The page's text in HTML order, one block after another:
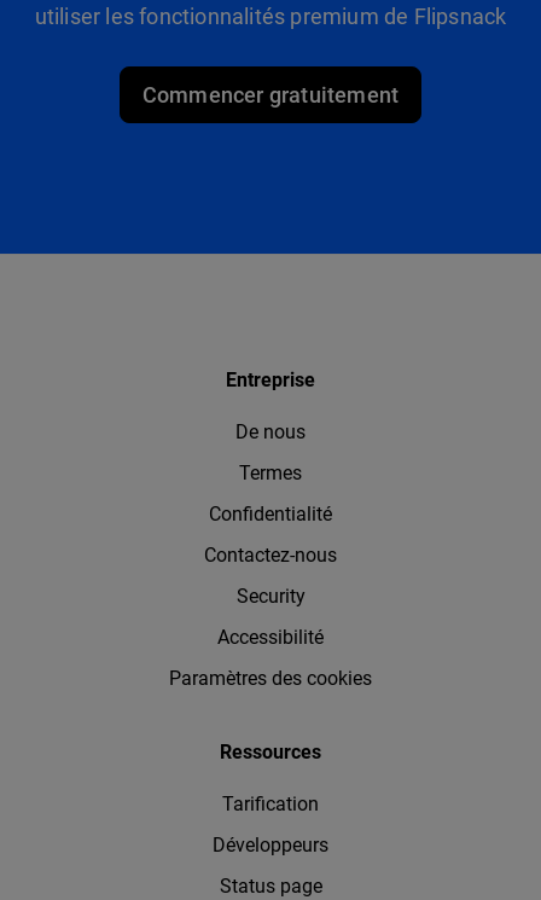
utiliser les fonctionnalités premium de Flipsnack
Commencer gratuitement
Entreprise
De nous
Termes
Confidentialité
Contactez-nous
Security
Accessibilité
Paramètres des cookies
Ressources
Tarification
Développeurs
Status page